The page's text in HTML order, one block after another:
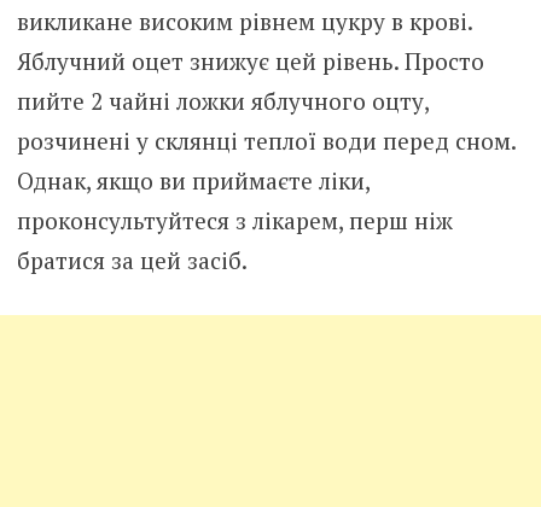
викликане високим рівнем цукру в крові.
Яблучний оцет знижує цей рівень. Просто
пийте 2 чайні ложки яблучного оцту,
розчинені у склянці теплої води перед сном.
Однак, якщо ви приймаєте ліки,
проконсультуйтеся з лікарем, перш ніж
братися за цей засіб.